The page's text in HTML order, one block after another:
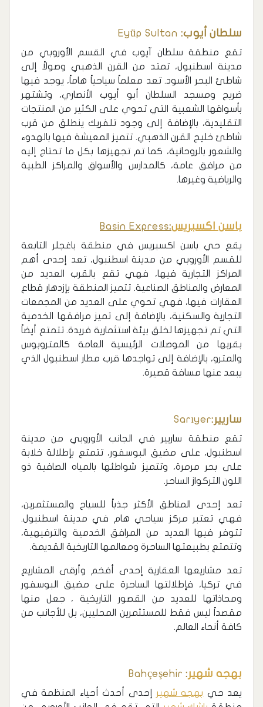
سلطان أيوب: Eyüp Sultan
تقع منطقة سلطان آيوب في القسم الأوروبي من
مدينة اسطنبول، تمتد من القرن الذهبي وصولاً إلى
شاطئ البحر الأسود. تعد معلماً سياحياً هاماً، يوجد فيها
ضريح ومسجد السلطان أبو أيوب الأنصاري، وتشتهر
بأسواقها الشعبية التي تحوي على الكثير من المنتجات
التقليدية، بالإضافة إلى وجود تلفريك ينطلق من قرب
شاطئ خليج القرن الذهبي. تتميز المعيشة فيها بالهدوء
والشعور بالروحانية، كما تم تجهيزها بكل ما تحتاج إليه
من مرافق عامة، كالمدارس والأسواق والمراكز الطبية
والرياضية وغيرها.
باسن اكسبريس:
Basin Express
يقع حي باسن اكسبريس في منطقة باغجلر التابعة
للقسم الأوروبي من مدينة اسطنبول، تعد إحدى أهم
المراكز التجارية فيها، فهي تقع بالقرب العديد من
المعارض والمناطق الصناعية. تتميز المنطقة بإزدهار قطاع
العقارات فيها، فهي تحوي على العديد من المجمعات
التجارية والسكنية، بالإضافة إلى تميز مرافقها الخدمية
التي تم تجهيزها لخلق بيئة استثمارية فريدة. تتمتع أيضاً
بقربها من الموصلات الرئيسية العامة كالمتروبوس
والمترو، بالإضافة إلى تواجدها قرب مطار اسطنبول الذي
يبعد عنها مسافة قصيرة.
ساريير:Sarıyer
تقع منطقة ساريير في الجانب الأوروبي من مدينة
اسطنبول، على مضيق البوسفور، تتمتع بإطلالة خلابة
على بحر مرمرة، وتتميز شواطئها بالمياه الصافية ذو
اللون التركواز الساحر.
تعد إحدى المناطق الأكثر جذباً للسياح والمستثمرين،
فهي تعتبر مركز سياحي هام في مدينة اسطنبول.
تتوفر فيها العديد من المرافق الخدمية والترفيهية،
وتتمتع بطبيعتها الساحرة ومعالمها التاريخية القديمة.
تعد مشاريعها العقارية إحدى أفخم وأرقى المشاريع
في تركيا، فإطلالتها الساحرة على مضيق البوسفور
ومحاذاتها للعديد من القصور التاريخية ، جعل منها
مقصداً ليس فقط للمستثمرين المحليين، بل للأجانب من
كافة أنحاء العالم.
بهجه شهير:
Bahçeşehir
يعد حي بهجه شهير إحدى أحدث أحياء المنظمة في